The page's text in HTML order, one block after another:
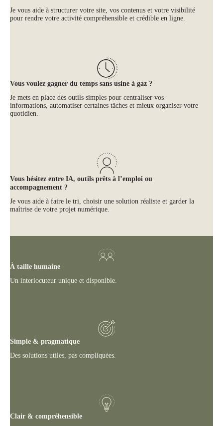
Je vous aide à structurer votre site, vos contenus et votre visibilité
pour rendre votre activité compréhensible et crédible en ligne.
Vous voulez gagner du temps sans usine à gaz ?
Je mets en place des outils simples pour centraliser vos
informations, automatiser certaines tâches et mieux organiser votre
quotidien.
Vous hésitez entre IA, outils prêts à l’emploi ou
accompagnement ?
Je vous aide à faire le tri, choisir une solution réaliste et garder la
maîtrise de votre projet numérique.
À taille humaine
Un interlocuteur unique et disponible.
Simple & pragmatique
Des solutions utiles, pas compliquées.
Clair & compréhensible